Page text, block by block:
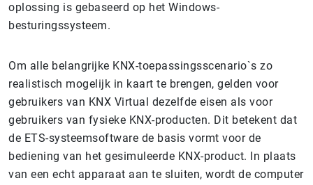
oplossing is gebaseerd op het Windows-
besturingssysteem.
Om alle belangrijke KNX-toepassingsscenario`s zo
realistisch mogelijk in kaart te brengen, gelden voor
gebruikers van KNX Virtual dezelfde eisen als voor
gebruikers van fysieke KNX-producten. Dit betekent dat
de ETS-systeemsoftware de basis vormt voor de
bediening van het gesimuleerde KNX-product. In plaats
van een echt apparaat aan te sluiten, wordt de computer